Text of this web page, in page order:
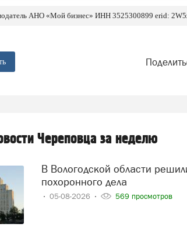
АНО «Мой бизнес» ИНН 3525300899 erid:
Череповца за неделю
В Вологодской области решили навести порядок в сфере
похоронного дела
05-08-2026 569 просмотров